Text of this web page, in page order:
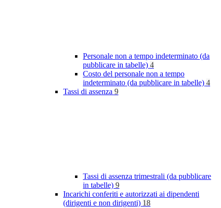
Personale non a tempo indeterminato (da
pubblicare in tabelle) 4
Costo del personale non a tempo
indeterminato (da pubblicare in tabelle) 4
Tassi di assenza 9
Tassi di assenza trimestrali (da pubblicare
in tabelle) 9
Incarichi conferiti e autorizzati ai dipendenti
(dirigenti e non dirigenti) 18